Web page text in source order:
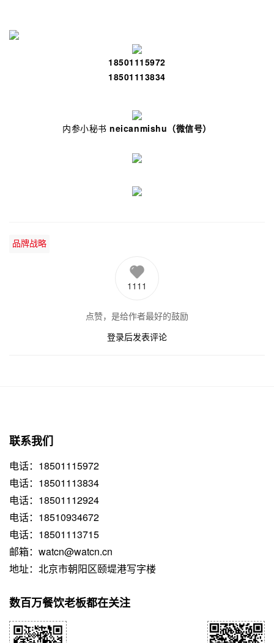
18501115972
18501113834
内参小秘书 neicanmishu （微信号）
品牌战略
1111
点赞，是给作者最好的鼓励
登录后发表评论
联系我们
电话：18501115972
电话：18501113834
电话：18501112924
电话：18510934672
电话：18501113715
邮箱：watcn@watcn.cn
地址：北京市朝阳区颐堤港写字楼
数百万餐饮老板都在关注